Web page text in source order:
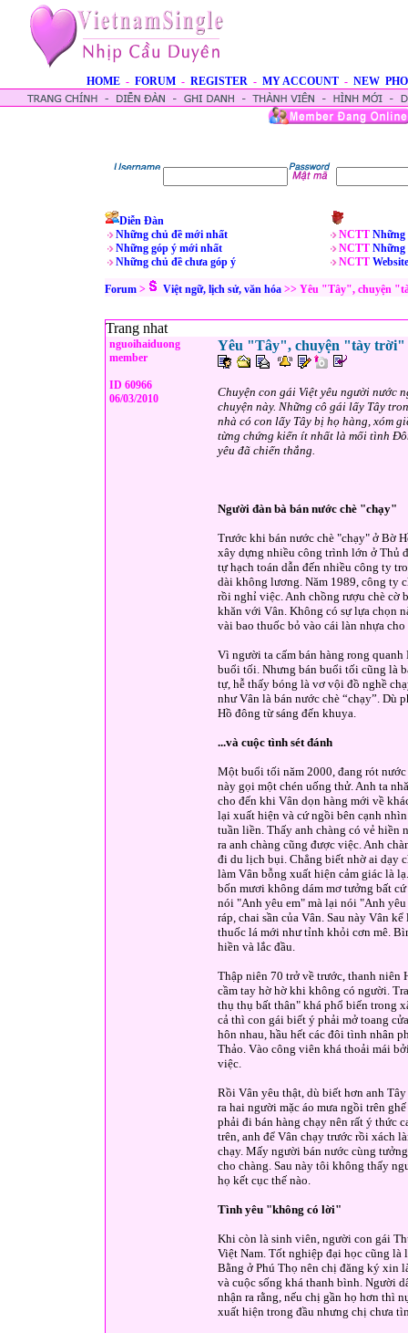
HOME - FORUM - REGISTER - MY ACCOUNT - NEW
Diễn Đàn
Những chủ đề mới nhất
Những góp ý mới nhất
Những chủ đề chưa góp ý
NCTT Những
NCTT Những
NCTT Website
Forum > Việt ngữ, lịch sử, văn hóa >> Yêu "Tây", chuyện
Trang nhat
nguoihaiduong
member
ID 60966
06/03/2010
Yêu "Tây", chuyện "tày trời"
Chuyện con gái Việt yêu người nước
chuyện này. Những cô gái lấy Tây
nhà có con lấy Tây bị họ hàng, xóm
từng chứng kiến ít nhất là mối tình
yêu đã chiến thắng.
Người đàn bà bán nước chè "chạy"
Trước khi bán nước chè "chạy" ở Bờ
xây dựng nhiều công trình lớn ở Thủ
tự hạch toán dẫn đến nhiều công ty
dài không lương. Năm 1989, công ty
rồi nghỉ việc. Anh chồng rượu chè cờ
khăn với Vân. Không có sự lựa chọn
vài bao thuốc bỏ vào cái làn nhựa
Vì người ta cấm bán hàng rong
buổi tối. Nhưng bán buổi tối cũng là
tự, hễ thấy bóng là vơ vội đồ nghề
như Vân là bán nước chè “chạy”. Dù
Hồ đông từ sáng đến khuya.
...và cuộc tình sét đánh
Một buổi tối năm 2000, đang rót
này gọi một chén uống thử. Anh ta
cho đến khi Vân dọn hàng mới về
lại xuất hiện và cứ ngồi bên cạnh
tuần liền. Thấy anh chàng có vẻ hiền
ra anh chàng cũng được việc. Anh
đi du lịch bụi. Chẳng biết nhờ ai dạy
làm Vân bỗng xuất hiện cảm giác là
bốn mươi không dám mơ tưởng bất
nói "Anh yêu em" mà lại nói "Anh
ráp, chai sần của Vân. Sau này Vân
thuốc lá mới như tỉnh khỏi cơn mê.
hiền và lắc đầu.
Thập niên 70 trở về trước, thanh niên
cầm tay hờ hờ khi không có người.
thụ thụ bất thân" khá phổ biến trong
cả thì con gái biết ý phải mở toang
hôn nhau, hầu hết các đôi tình nhân
Thảo. Vào công viên khá thoải mái
việc.
Rồi Vân yêu thật, dù biết hơn anh
ra hai người mặc áo mưa ngồi trên
phải đi bán hàng chạy nên rất ý thức
trên, anh để Vân chạy trước rồi xách
chạy. Mấy người bán nước cùng
cho chàng. Sau này tôi không thấy
họ kết cục thế nào.
Tình yêu "không có lời"
Khi còn là sinh viên, người con gái
Việt Nam. Tốt nghiệp đại học cũng
Bằng ở Phú Thọ nên chị đăng ký xin
và cuộc sống khá thanh bình. Người
nhận ra rằng, nếu chị gần họ hơn thì
xuất hiện trong đầu nhưng chị chưa